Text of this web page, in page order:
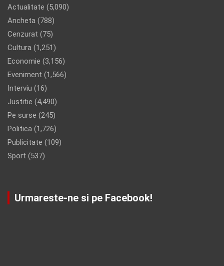
Actualitate (5,090)
Ancheta (788)
Cenzurat (75)
Cultura (1,251)
Economie (3,156)
Eveniment (1,566)
Interviu (16)
Justitie (4,490)
Pe surse (245)
Politica (1,726)
Publicitate (109)
Sport (537)
Urmareste-ne si pe Facebook!